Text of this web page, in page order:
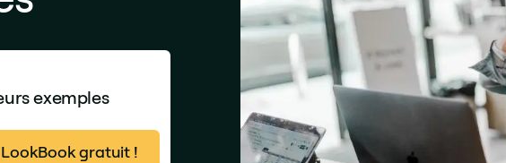
exemples
gratuit !